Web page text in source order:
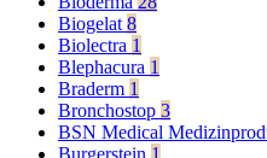
Biogelat 8
Biolectra 1
Blephacura 1
Braderm 1
Bronchostop 3
BSN Medical